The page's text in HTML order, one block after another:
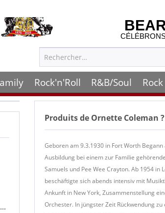
Rock'n'Roll R&B/Soul
Produits de Ornette Coleman
Geboren am 9.3.1930 in Fort Worth
Ausbildung bei einem zur Familie
Samuels und Pee Wee Crayton. Ab 1954
beschäftigte sich abends intensiv mit
Ankunft in New York, Zusammenstellung
Orchester. In jüngster Zeit Rückwendung